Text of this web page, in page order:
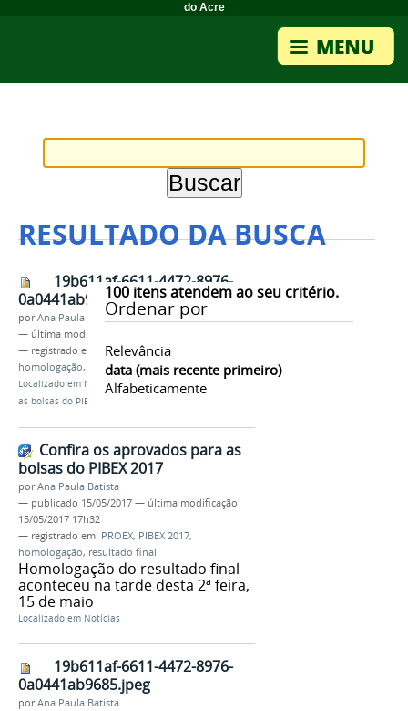
do Acre
RESULTADO DA BUSCA
100itens atendem ao seu critério.
Ordenar por
Relevância
data (mais recente primeiro)
Alfabeticamente
19b611af-6611-4472-8976-
0a0441ab9685.jpeg
porAna Paula Batista
— última modificação
— registrado em:
PROEX,PIBEX 2017
homologação, resultado final
Localizado em Notícias /Confira os aprovados para
as bolsas do PIBEX 2017
Confira os aprovados para as
bolsas do PIBEX 2017
porAna Paula Batista
— publicado 15/05/2017 — última modificação
15/05/2017 17h32
— registrado em: PROEX, PIBEX 2017,
homologação, resultado final
Homologação do resultado final
aconteceu na tarde desta 2ª feira,
15 de maio
Localizado em Notícias
19b611af-6611-4472-8976-
0a0441ab9685.jpeg
porAna Paula Batista